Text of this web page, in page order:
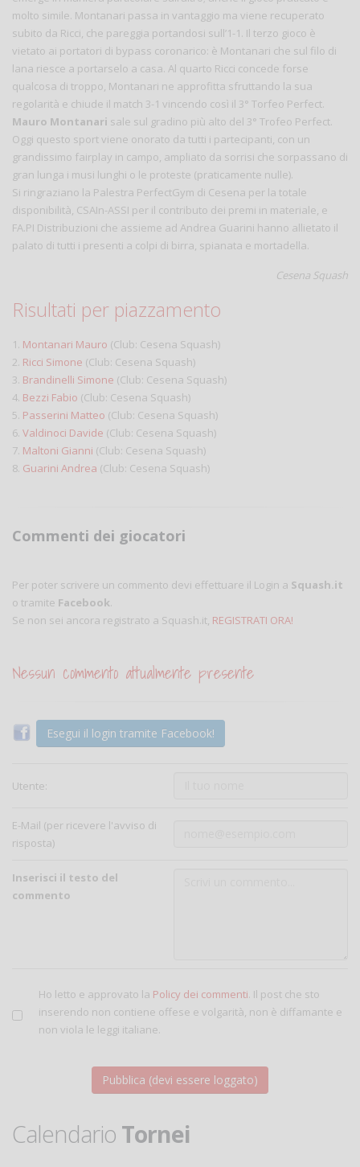
molto simile. Montanari passa in vantaggio ma viene recuperato
subito da Ricci, che pareggia portandosi sull’1-1. Il terzo gioco è
vietato ai portatori di bypass coronarico: è Montanari che sul filo di
lana riesce a portarselo a casa. Al quarto Ricci concede forse
qualcosa di troppo, Montanari ne approfitta sfruttando la sua
regolarità e chiude il match 3-1 vincendo così il 3° Torfeo Perfect.
Mauro Montanari sale sul gradino più alto del 3° Trofeo Perfect.
Oggi questo sport viene onorato da tutti i partecipanti, con un
grandissimo fairplay in campo, ampliato da sorrisi che sorpassano di
gran lunga i musi lunghi o le proteste (praticamente nulle).
Si ringraziano la Palestra PerfectGym di Cesena per la totale
disponibilità, CSAIn-ASSI per il contributo dei premi in materiale, e
FA.PI Distribuzioni che assieme ad Andrea Guarini hanno allietato il
palato di tutti i presenti a colpi di birra, spianata e mortadella.
Cesena Squash
Risultati per piazzamento
1. Montanari Mauro (Club: Cesena Squash)
2. Ricci Simone (Club: Cesena Squash)
3. Brandinelli Simone (Club: Cesena Squash)
4. Bezzi Fabio (Club: Cesena Squash)
5. Passerini Matteo (Club: Cesena Squash)
6. Valdinoci Davide (Club: Cesena Squash)
7. Maltoni Gianni (Club: Cesena Squash)
8. Guarini Andrea (Club: Cesena Squash)
Commenti dei giocatori
Per poter scrivere un commento devi effettuare il Login a Squash.it
o tramite Facebook.
Se non sei ancora registrato a Squash.it, REGISTRATI ORA!
Nessun commento attualmente presente
Esegui il login tramite Facebook!
Utente:
E-Mail (per ricevere l'avviso di
risposta)
Inserisci il testo del
commento
Ho letto e approvato la Policy dei commenti. Il post che sto
inserendo non contiene offese e volgarità, non è diffamante e
non viola le leggi italiane.
Calendario Tornei